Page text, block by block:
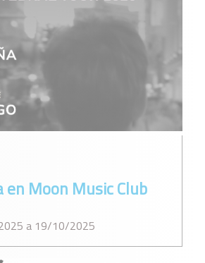
en Moon Music Club
a 19/10/2025